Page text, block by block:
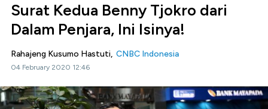
Surat Kedua Benny Tjokro dari
Dalam Penjara, Ini Isinya!
Rahajeng Kusumo Hastuti, CNBC Indonesia
04 February 2020 12:46